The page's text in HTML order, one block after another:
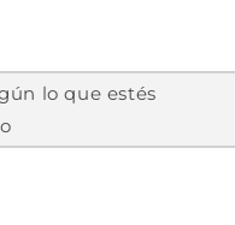
lo que estés